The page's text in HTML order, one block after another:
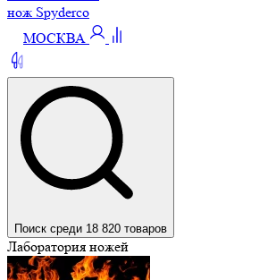
нож Spyderco
МОСКВА
Поиск среди 18 820 товаров
Лаборатория ножей